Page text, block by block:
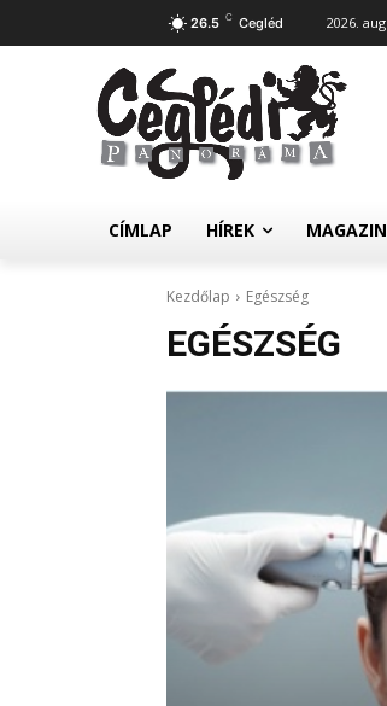
26.5 C Cegléd 2026.
CÍMLAP HÍREK MAGAZIN
Kezdőlap Egészség
EGÉSZSÉG